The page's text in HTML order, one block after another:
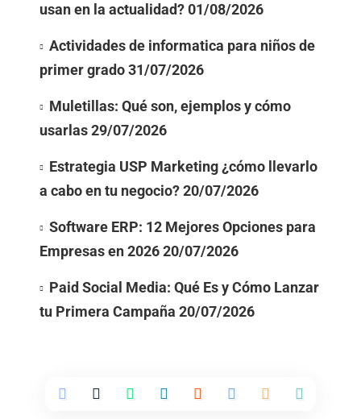
usan en la actualidad?01/08/2026
Actividades de informatica para niños de
primer grado31/07/2026
Muletillas: Qué son, ejemplos y cómo
usarlas29/07/2026
Estrategia USP Marketing ¿cómo llevarlo
a cabo en tu negocio?20/07/2026
Software ERP: 12 Mejores Opciones para
Empresas en 202620/07/2026
Paid Social Media: Qué Es y Cómo Lanzar
tu Primera Campaña 20/07/2026